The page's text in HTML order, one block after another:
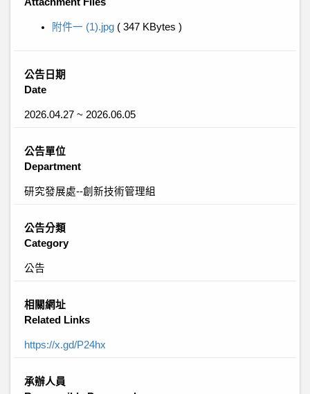
附件一 (1).jpg ( 347 KBytes )
公告日期
Date
2026.04.27 ~ 2026.06.05
公告單位
Department
研究發展處--創新技術管理組
公告分類
Category
公告
相關網址
Related Links
https://x.gd/P24hx
承辦人員